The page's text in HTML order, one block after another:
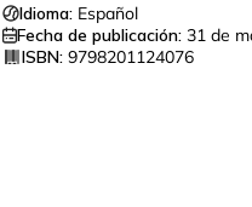
Idioma: Español
Fecha de publicación: 31 de
ISBN: 9798201124076